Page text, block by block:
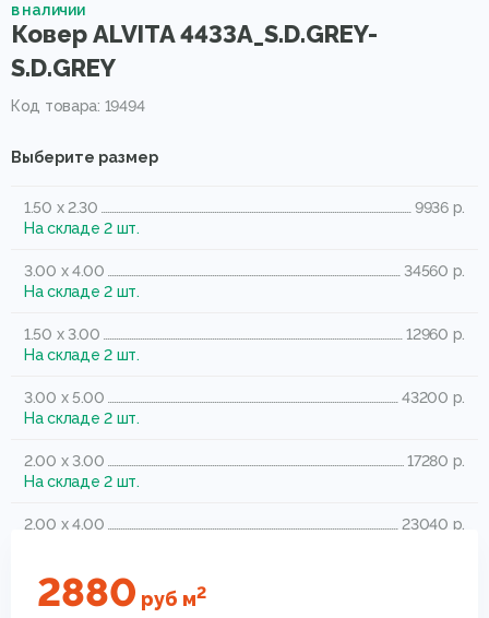
в наличии
Ковер ALVITA 4433A_S.D.GREY-
S.D.GREY
Код товара: 19494
Выберите размер
1.50 x 2.30
9936 р.
На складе 2 шт.
3.00 x 4.00
34560 р.
На складе 2 шт.
1.50 x 3.00
12960 р.
На складе 2 шт.
3.00 x 5.00
43200 р.
На складе 2 шт.
2.00 x 3.00
17280 р.
На складе 2 шт.
2.00 x 4.00
23040 р.
2.50 x 3.50
На складе 2 шт.
2880 руб м2